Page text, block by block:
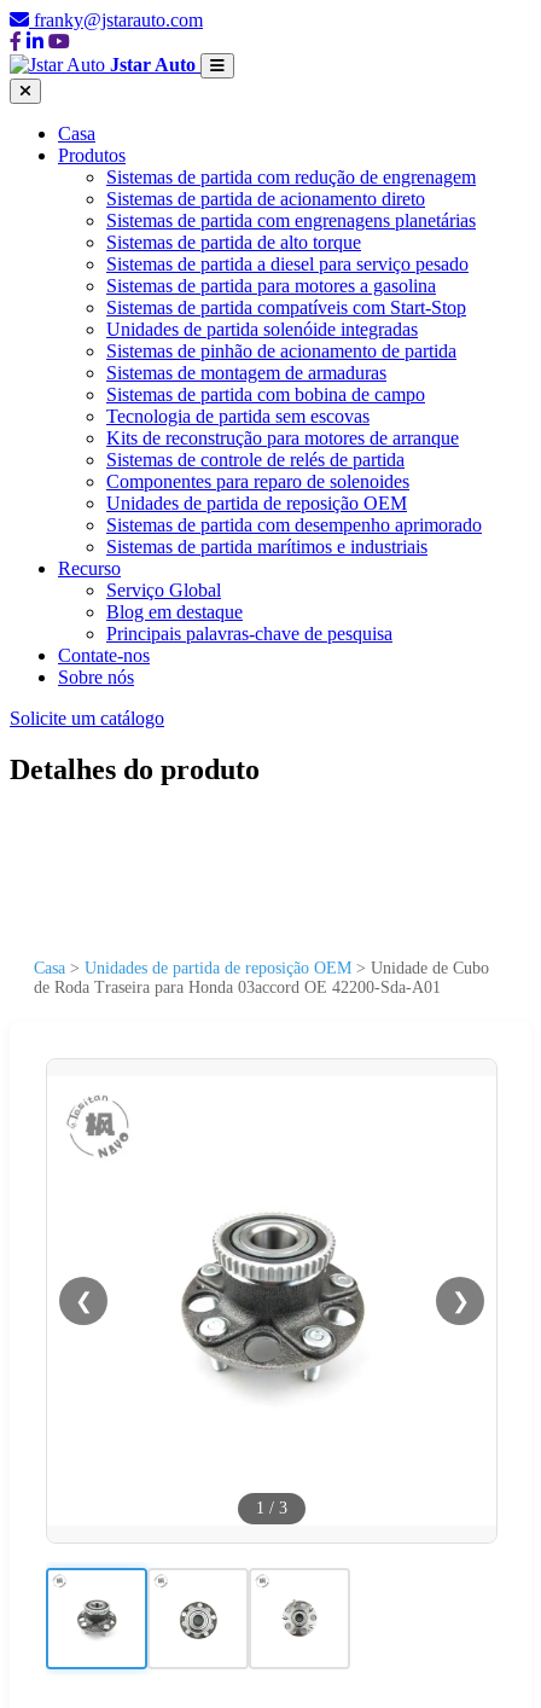
franky@jstarauto.com
Jstar Auto
Casa
Produtos
Sistemas de partida com redução de engrenagem
Sistemas de partida de acionamento direto
Sistemas de partida com engrenagens planetárias
Sistemas de partida de alto torque
Sistemas de partida a diesel para serviço pesado
Sistemas de partida para motores a gasolina
Sistemas de partida compatíveis com Start-Stop
Unidades de partida solenóide integradas
Sistemas de pinhão de acionamento de partida
Sistemas de montagem de armaduras
Sistemas de partida com bobina de campo
Tecnologia de partida sem escovas
Kits de reconstrução para motores de arranque
Sistemas de controle de relés de partida
Componentes para reparo de solenoides
Unidades de partida de reposição OEM
Sistemas de partida com desempenho aprimorado
Sistemas de partida marítimos e industriais
Recurso
Serviço Global
Blog em destaque
Principais palavras-chave de pesquisa
Contate-nos
Sobre nós
Solicite um catálogo
Detalhes do produto
Casa > Unidades de partida de reposição OEM > Unidade de Cubo
de Roda Traseira para Honda 03accord OE 42200-Sda-A01
❮ ❯
1 / 3